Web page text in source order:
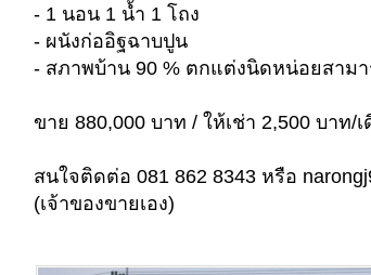
- 1 นอน 1 น้ำ 1 โถง
- ผนังก่ออิฐฉาบปูน
- สภาพบ้าน 90 % ตกแต่งนิดหน่อยสาม
ขาย 880,000 บาท / ให้เช่า 2,500 บาท/
สนใจติดต่อ 081 862 8343 หรือ
(เจ้าของขายเอง)